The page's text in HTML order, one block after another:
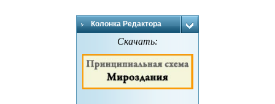
Колонка Редактора
Скачать: